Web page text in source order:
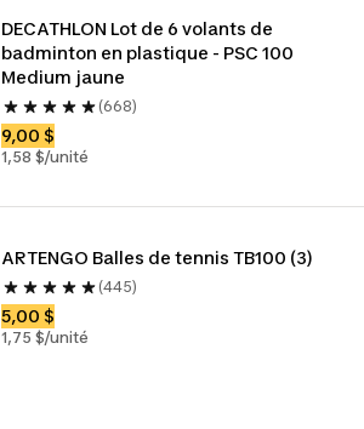
DECATHLON Lot de 6 volants de
badminton en plastique - PSC 100
Medium jaune
(668)
9,00 $
1,58 $/unité
ARTENGO Balles de tennis TB100 (3)
(445)
5,00 $
1,75 $/unité